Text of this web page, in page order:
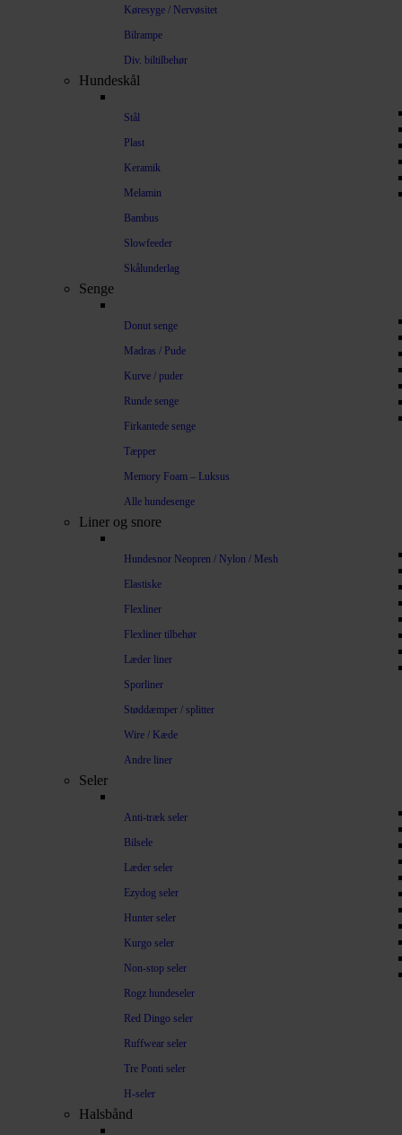
Køresyge / Nervøsitet
Bilrampe
Div. biltilbehør
Hundeskål
Stål
Plast
Keramik
Melamin
Bambus
Slowfeeder
Skålunderlag
Senge
Donut senge
Madras / Pude
Kurve / puder
Runde senge
Firkantede senge
Tæpper
Memory Foam – Luksus
Alle hundesenge
Liner og snore
Hundesnor Neopren / Nylon / Mesh
Elastiske
Flexliner
Flexliner tilbehør
Læder liner
Sporliner
Støddæmper / splitter
Wire / Kæde
Andre liner
Seler
Anti-træk seler
Bilsele
Læder seler
Ezydog seler
Hunter seler
Kurgo seler
Non-stop seler
Rogz hundeseler
Red Dingo seler
Ruffwear seler
Tre Ponti seler
H-seler
Halsbånd